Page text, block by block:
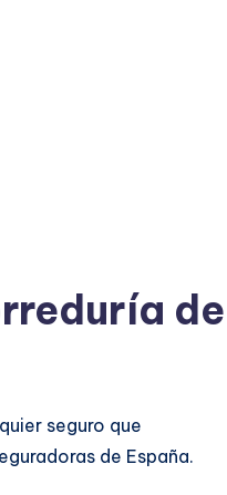
de
seguro que
de España.